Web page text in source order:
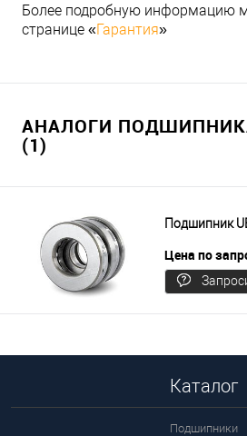
Более подробную информацию
странице «Гарантия»
АНАЛОГИ
(1)
Подшипник
Цена по
Каталог
Подшипники